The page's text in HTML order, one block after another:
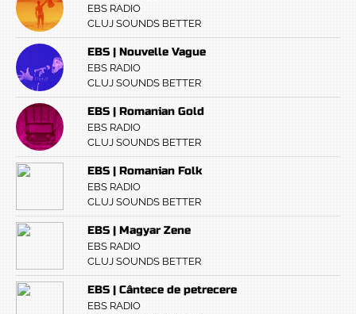
EBS RADIO
CLUJ SOUNDS BETTER
EBS | Nouvelle Vague
EBS RADIO
CLUJ SOUNDS BETTER
EBS | Romanian Gold
EBS RADIO
CLUJ SOUNDS BETTER
EBS | Romanian Folk
EBS RADIO
CLUJ SOUNDS BETTER
EBS | Magyar Zene
EBS RADIO
CLUJ SOUNDS BETTER
EBS | Cântece de petrecere
EBS RADIO